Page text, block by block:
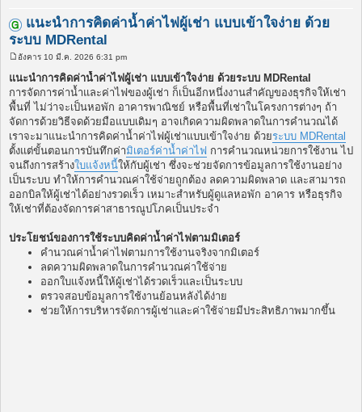
แนะนำการคิดค่าน้ำค่าไฟผู้เช่า แบบเข้าใจง่าย ด้วย
ระบบ MDRental
พ
ส
ต์
อังคาร 10 มี.ค. 2026 6:31 pm
แนะนำการคิดค่าน้ำค่าไฟผู้เช่า แบบเข้าใจง่าย ด้วยระบบ MDRental
การจัดการค่าน้ำและค่าไฟของผู้เช่า ก็เป็นอีกหนึ่งงานสำคัญของธุรกิจให้เช่า
พื้นที่ ไม่ว่าจะเป็นหอพัก อาคารพาณิชย์ หรือพื้นที่เช่าในโครงการต่างๆ ถ้า
จัดการด้วยวิธีจดด้วยมือแบบเดิมๆ อาจเกิดความผิดพลาดในการคำนวณได้
เราจะมาแนะนำการคิดค่าน้ำค่าไฟผู้เช่าแบบเข้าใจง่าย ด้วยระบบ MDRental
ตั้งแต่ขั้นตอนการบันทึกค่ามิเตอร์ค่าน้ำค่าไฟ การคำนวณหน่วยการใช้งาน ไป
จนถึงการสร้างใบแจ้งหนี้ให้กับผู้เช่า ซึ่งจะช่วยจัดการข้อมูลการใช้งานอย่าง
เป็นระบบ ทำให้การคำนวณค่าใช้จ่ายถูกต้อง ลดความผิดพลาด และสามารถ
ออกบิลให้ผู้เช่าได้อย่างรวดเร็ว เหมาะสำหรับผู้ดูแลหอพัก อาคาร หรือธุรกิจ
ให้เช่าที่ต้องจัดการค่าสาธารณูปโภคเป็นประจำ
ประโยชน์ของการใช้ระบบคิดค่าน้ำค่าไฟตามมิเตอร์
คำนวณค่าน้ำค่าไฟตามการใช้งานจริงจากมิเตอร์
ลดความผิดพลาดในการคำนวณค่าใช้จ่าย
ออกใบแจ้งหนี้ให้ผู้เช่าได้รวดเร็วและเป็นระบบ
ตรวจสอบข้อมูลการใช้งานย้อนหลังได้ง่าย
ช่วยให้การบริหารจัดการผู้เช่าและค่าใช้จ่ายมีประสิทธิภาพมากขึ้น